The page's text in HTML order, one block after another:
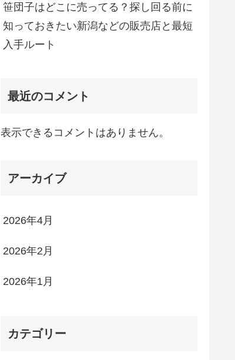
笹団子はどこに売ってる？探し回る前に
知っておきたい新潟などの販売店と最短
入手ルート
最近のコメント
表示できるコメントはありません。
アーカイブ
2026年4月
2026年2月
2026年1月
カテゴリー